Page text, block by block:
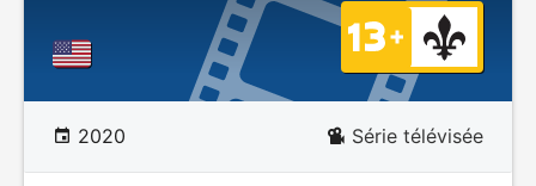
2020 Série télévisée